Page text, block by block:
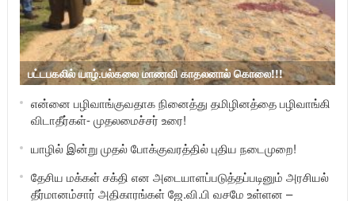
பட்டபகலில் யாழ்.பல்கலை மாணவி காதலனால் கொலை!!!
என்னை பழிவாங்குவதாக நினைத்து தமிழினத்தை பழிவாங்கி
விடாதீர்கள்- முதலமைச்சர் உரை!
யாழில் இன்று முதல் போக்குவரத்தில் புதிய நடைமுறை!
தேசிய மக்கள் சக்தி என அடையாளப்படுத்தப்படினும் அரசியல்
தீர்மானம்சார் அதிகாரங்கள் ஜே.வி.பி வசமே உள்ளன –